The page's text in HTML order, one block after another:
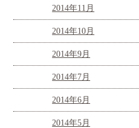
2014年11月
2014年10月
2014年9月
2014年7月
2014年6月
2014年5月